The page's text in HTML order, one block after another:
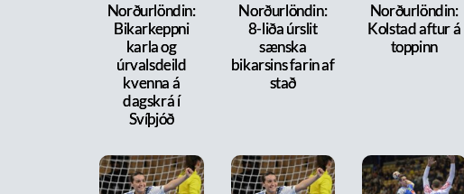
Norðurlöndin:
Bikarkeppni
karla og
úrvalsdeild
kvenna á
dagskrá í
Svíþjóð
Norðurlöndin:
8-liða úrslit
sænska
bikarsins farin af
stað
Norðurlöndin:
Kolstad aftur á
toppinn